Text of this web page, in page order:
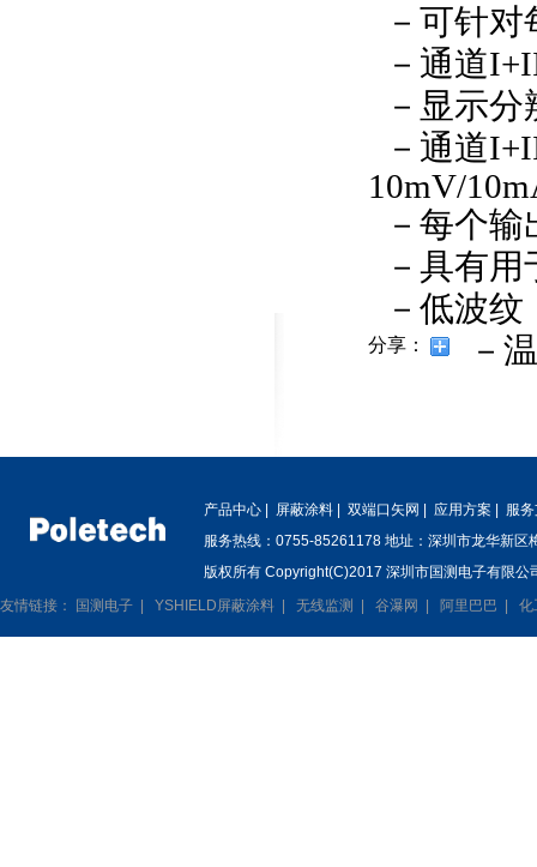
－可针
－通道
－显示分
－通道
10mV/
－每个
－具有
－低波
－
分享：
产品中心 屏蔽涂料 双端口矢网 应用方案
服
服务热线：0755-85261178 地址：深圳市龙华新区
版权所有 Copyright(C)2017 深圳市国测电子有限公
友情链接：
国测电子 YSHIELD屏蔽涂料 无线监测 谷瀑网 阿里巴巴 化